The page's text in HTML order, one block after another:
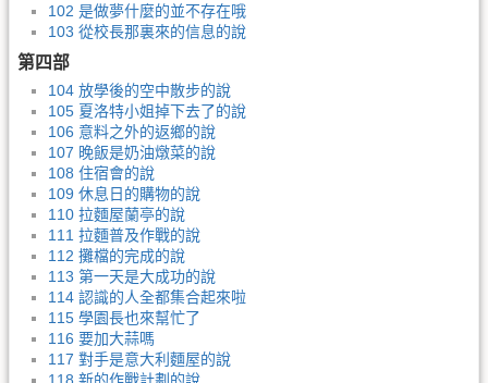
102 是做夢什麼的並不存在哦
103 從校長那裏來的信息的說
第四部
104 放學後的空中散步的說
105 夏洛特小姐掉下去了的說
106 意料之外的返鄉的說
107 晚飯是奶油燉菜的說
108 住宿會的說
109 休息日的購物的說
110 拉麵屋蘭亭的說
111 拉麵普及作戰的說
112 攤檔的完成的說
113 第一天是大成功的說
114 認識的人全都集合起來啦
115 學園長也來幫忙了
116 要加大蒜嗎
117 對手是意大利麵屋的說
118 新的作戰計劃的說